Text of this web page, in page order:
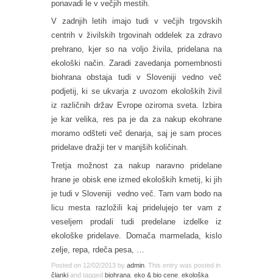
ponavadi le v večjih mestih.
V zadnjih letih imajo tudi v večjih trgovskih
centrih v živilskih trgovinah oddelek za zdravo
prehrano, kjer so na voljo živila, pridelana na
ekološki način. Zaradi zavedanja pomembnosti
biohrana obstaja tudi v Sloveniji vedno več
podjetij, ki se ukvarja z uvozom ekoloških živil
iz različnih držav Evrope oziroma sveta. Izbira
je kar velika, res pa je da za nakup ekohrane
moramo odšteti več denarja, saj je sam proces
pridelave dražji ter v manjših količinah.
Tretja možnost za nakup naravno pridelane
hrane je obisk ene izmed ekoloških kmetij, ki jih
je tudi v Sloveniji vedno več. Tam vam bodo na
licu mesta razložili kaj pridelujejo ter vam z
veseljem prodali tudi predelane izdelke iz
ekološke pridelave. Domača marmelada, kislo
zelje, repa, rdeča pesa, …
Posted on 12/02/2013 by admin . This entry was posted in
članki and tagged biohrana eko & bio cene ekološka